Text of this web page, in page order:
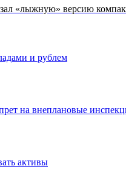
«лыжную» версию
и рублем
на внеплановые
активы